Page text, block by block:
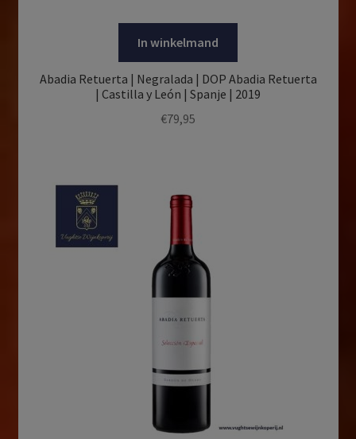
In winkelmand
Abadia Retuerta | Negralada | DOP Abadia Retuerta
| Castilla y León | Spanje | 2019
€79,95